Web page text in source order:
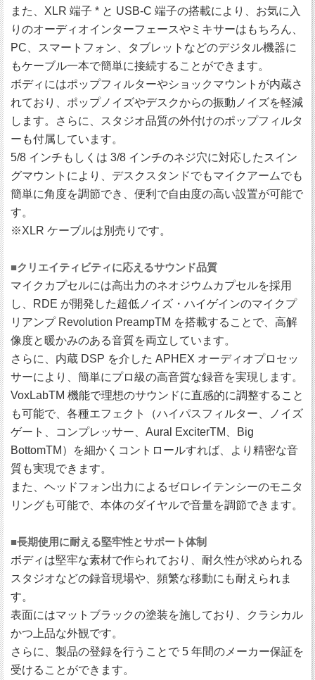
また、XLR 端子 * と USB-C 端子の搭載により、お気に入
りのオーディオインターフェースやミキサーはもちろん、
PC、スマートフォン、タブレットなどのデジタル機器に
もケーブル一本で簡単に接続することができます。
ボディにはポップフィルターやショックマウントが内蔵さ
れており、ポップノイズやデスクからの振動ノイズを軽減
します。さらに、スタジオ品質の外付けのポップフィルタ
ーも付属しています。
5/8 インチもしくは 3/8 インチのネジ穴に対応したスイン
グマウントにより、デスクスタンドでもマイクアームでも
簡単に角度を調節でき、便利で自由度の高い設置が可能で
す。
※XLR ケーブルは別売りです。
■クリエイティビティに応えるサウンド品質
マイクカプセルには高出力のネオジウムカプセルを採用
し、RDE が開発した超低ノイズ・ハイゲインのマイクプ
リアンプ Revolution PreampTM を搭載することで、高解
像度と暖かみのある音質を両立しています。
さらに、内蔵 DSP を介した APHEX オーディオプロセッ
サーにより、簡単にプロ級の高音質な録音を実現します。
VoxLabTM 機能で理想のサウンドに直感的に調整すること
も可能で、各種エフェクト（ハイパスフィルター、ノイズ
ゲート、コンプレッサー、Aural ExciterTM、Big
BottomTM）を細かくコントロールすれば、より精密な音
質も実現できます。
また、ヘッドフォン出力によるゼロレイテンシーのモニタ
リングも可能で、本体のダイヤルで音量を調節できます。
■長期使用に耐える堅牢性とサポート体制
ボディは堅牢な素材で作られており、耐久性が求められる
スタジオなどの録音現場や、頻繁な移動にも耐えられま
す。
表面にはマットブラックの塗装を施しており、クラシカル
かつ上品な外観です。
さらに、製品の登録を行うことで 5 年間のメーカー保証を
受けることができます。